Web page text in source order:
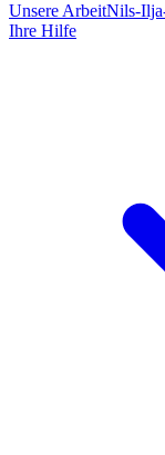
Unsere ArbeitNils-
Ihre Hilfe